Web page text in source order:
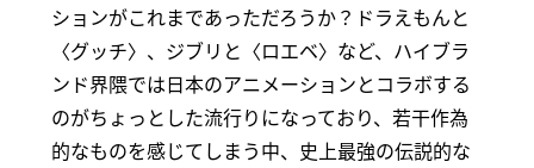
ションがこれまであっただろうか？ドラえもんと
〈グッチ〉、ジブリと〈ロエベ〉など、ハイブラ
ンド界隈では日本のアニメーションとコラボする
のがちょっとした流行りになっており、若干作為
的なものを感じてしまう中、史上最強の伝説的な